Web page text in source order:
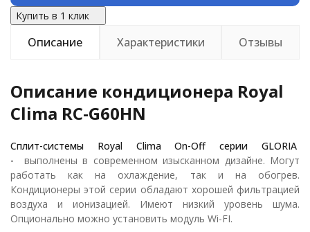
Купить в 1 клик
Описание Характеристики Отзывы
Описание кондиционера Royal
Clima RC-G60HN
Сплит-системы Royal Clima On-Off серии GLORIA
-
выполнены в современном изысканном дизайне. Могут
работать как на охлаждение, так и на обогрев.
Кондиционеры этой серии обладают хорошей фильтрацией
воздуха и ионизацией. Имеют низкий уровень шума.
Опционально можно установить модуль Wi-FI.